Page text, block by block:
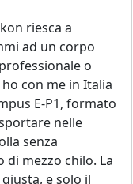
riesca a
ad un corpo
o
con me in Italia
E-P1, formato
nelle
senza
di mezzo chilo. La
e solo il